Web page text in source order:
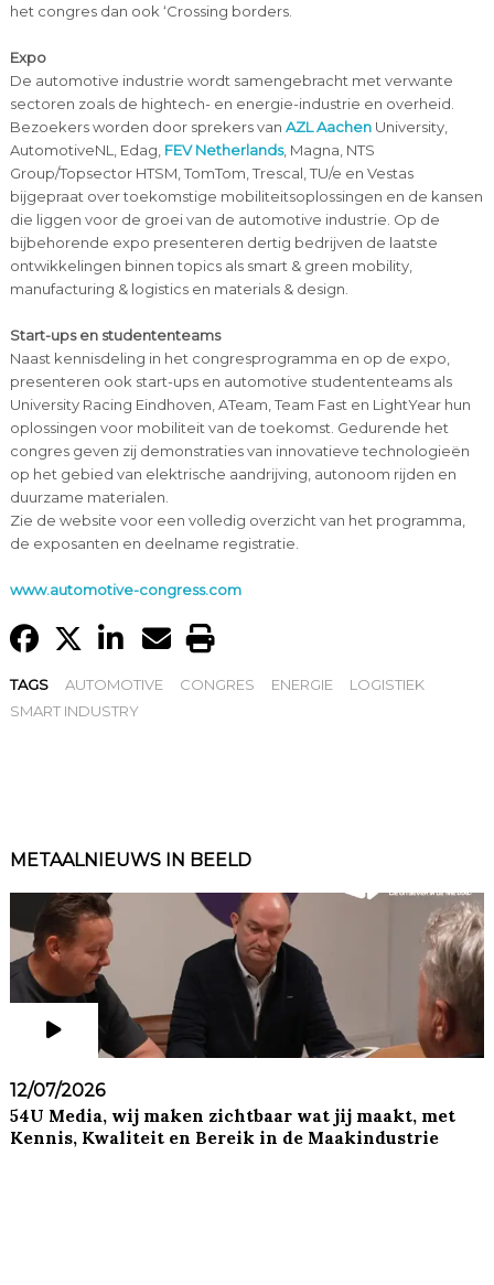
het congres dan ook ‘Crossing borders.
Expo
De automotive industrie wordt samengebracht met verwante
sectoren zoals de hightech- en energie-industrie en overheid.
Bezoekers worden door sprekers van AZL AachenUniversity,
AutomotiveNL, Edag, FEV Netherlands, Magna, NTS
Group/Topsector HTSM, TomTom, Trescal, TU/e en Vestas
bijgepraat over toekomstige mobiliteitsoplossingen en de kansen
die liggen voor de groei van de automotive industrie. Op de
bijbehorende expo presenteren dertig bedrijven de laatste
ontwikkelingen binnen topics als smart & green mobility,
manufacturing & logistics en materials & design.
Start-ups en studententeams
Naast kennisdeling in het congresprogramma en op de expo,
presenteren ook start-ups en automotive studententeams als
University Racing Eindhoven, ATeam, Team Fast en LightYear hun
oplossingen voor mobiliteit van de toekomst. Gedurende het
congres geven zij demonstraties van innovatieve technologieën
op het gebied van elektrische aandrijving, autonoom rijden en
duurzame materialen.
Zie de website voor een volledig overzicht van het programma,
de exposanten en deelname registratie.
www.automotive-congress.com
TAGS AUTOMOTIVE CONGRES ENERGIE
LOGISTIEK
SMART INDUSTRY
METAALNIEUWS IN BEELD
12/07/2026
54U Media, wij maken zichtbaar wat jij maakt, met
Kennis, Kwaliteit en Bereik in de Maakindustrie